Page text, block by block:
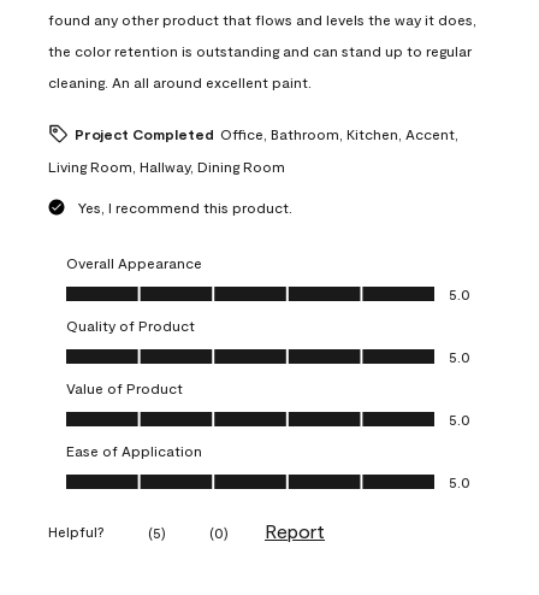
found any other product that flows and levels the way it does,
the color retention is outstanding and can stand up to regular
cleaning. An all around excellent paint.
Project Completed Office, Bathroom, Kitchen, Accent,
Living Room, Hallway, Dining Room
Yes, I recommend this product.
Overall Appearance
Overall Appearance, 5.0 out of 5
5.0
Quality of Product
Quality of Product, 5.0 out of 5
5.0
Value of Product
Value of Product, 5.0 out of 5
5.0
Ease of Application
Ease of Application, 5.0 out of 5
5.0
Helpful? (5) (0) Report